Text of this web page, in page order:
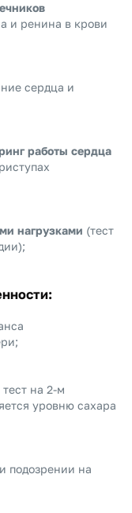
и ренина в крови
сердца и
работы сердца
нагрузками (тест
:
на 2-м
уровню сахара
подозрении на